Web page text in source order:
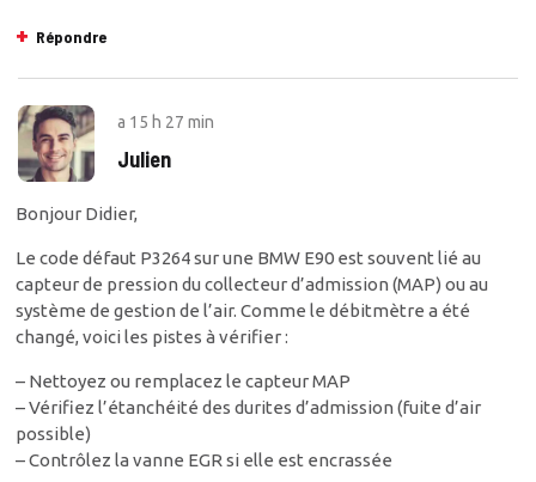
Répondre
a 15 h 27 min
Julien
Bonjour Didier,
Le code défaut P3264 sur une BMW E90 est souvent lié au
capteur de pression du collecteur d’admission (MAP) ou au
système de gestion de l’air. Comme le débitmètre a été
changé, voici les pistes à vérifier :
– Nettoyez ou remplacez le capteur MAP
– Vérifiez l’étanchéité des durites d’admission (fuite d’air
possible)
– Contrôlez la vanne EGR si elle est encrassée